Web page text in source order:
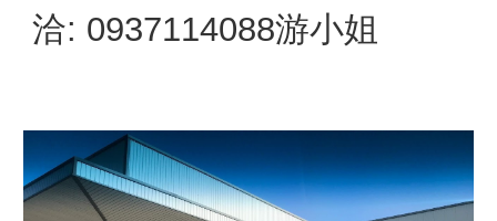
洽: 0937114088游小姐